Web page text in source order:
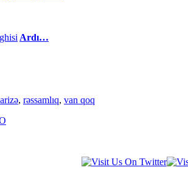
Ardı…
, rəssamlıq, van qoq